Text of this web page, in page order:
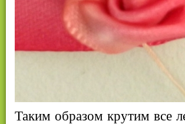
Таким образом крутим все